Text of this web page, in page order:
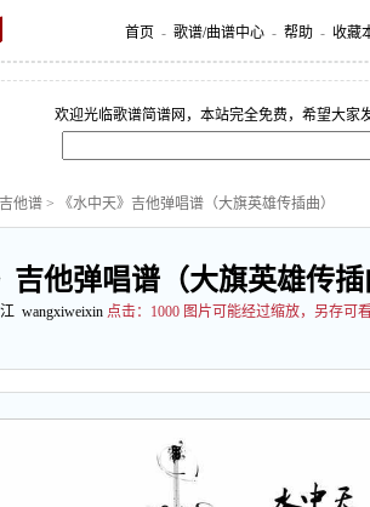
首页 - 歌谱/曲谱中心 - 帮助 - 收藏
欢迎光临歌谱简谱网，本站完全免费，希望大家
吉他谱 > 《水中天》吉他弹唱谱（大旗英雄传插曲）
吉他弹唱谱（大旗英雄传
wangxiweixin 点击： 1000 图片可能经过缩放，另存可